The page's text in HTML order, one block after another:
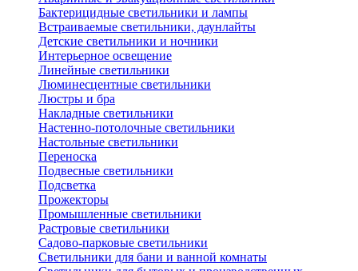
Бактерицидные светильники и лампы
Встраиваемые светильники, даунлайты
Детские светильники и ночники
Интерьерное освещение
Линейные светильники
Люминесцентные светильники
Люстры и бра
Накладные светильники
Настенно-потолочные светильники
Настольные светильники
Переноска
Подвесные светильники
Подсветка
Прожекторы
Промышленные светильники
Растровые светильники
Садово-парковые светильники
Светильники для бани и ванной комнаты